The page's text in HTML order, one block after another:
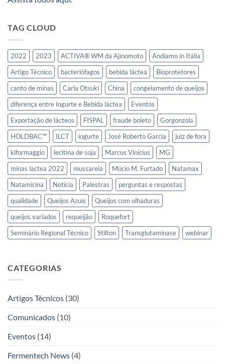
TAG CLOUD
2022 2023 ACTIVA® WM da Ajinomoto
Andiamo in Itália
Artigo Técnico
bacteriófagos bebida láctea
Bioprotetores
canto de minas
Carla Otsuki China
congelamento de queijos
diferença entre Iogurte e Bebida láctea
Eventos
Exportação de lácteos
FISPAL fraude boleto
Gorgonzola
HOLDBAC™
ILCT iogurte José Roberto Garcia
juiz de fora
kiformaggio
lecitina de soja Marcus Vinícius
MG
minas lactea 2022
mussarela Múcio M. Furtado
Natamax
Natamicina
Notícia Palestras
perguntas e respostas
qualidade
Queijos Azuis
Queijos com olhaduras
queijos variados
requeijão
Roquefort
Seminário Regional Técnico
Stilton Transglutaminase webinar
CATEGORIAS
Artigos Técnicos (30)
Comunicados (10)
Eventos (14)
Fermentech News (4)